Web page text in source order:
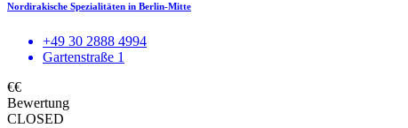
Nordirakische Spezialitäten in Berlin-Mitte
+49 30 2888 4994
Gartenstraße 1
€€
Bewertung
CLOSED